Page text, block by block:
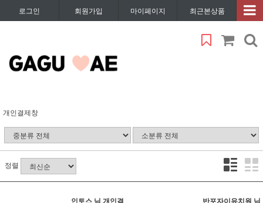
로그인 회원가입 마이페이지 최근본상품
개인결제창
정렬
인토스 님 개인결
반포자이유치원 님